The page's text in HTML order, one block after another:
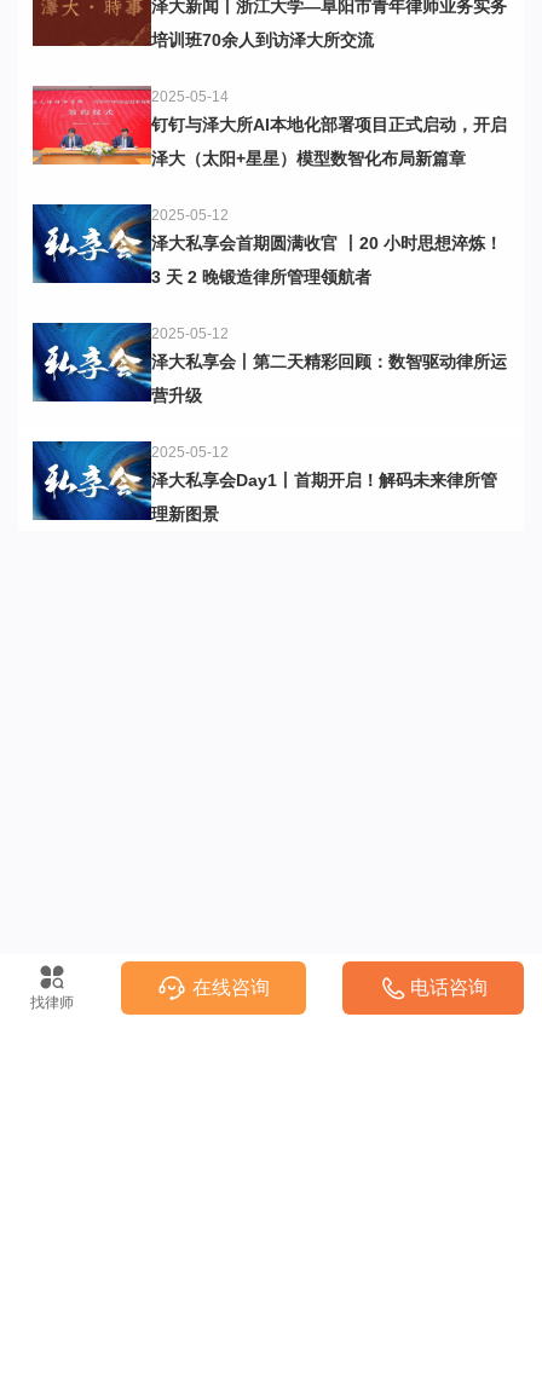
泽大新闻丨浙江大学—阜阳市青年律师业务实务
培训班70余人到访泽大所交流
2025-05-14
钉钉与泽大所AI本地化部署项目正式启动，开启
泽大（太阳+星星）模型数智化布局新篇章
2025-05-12
泽大私享会首期圆满收官 丨20 小时思想淬炼！
3 天 2 晚锻造律所管理领航者
2025-05-12
泽大私享会丨第二天精彩回顾：数智驱动律所运
营升级
2025-05-12
泽大私享会Day1丨首期开启！解码未来律所管
理新图景
找律师
在线咨询 电话咨询